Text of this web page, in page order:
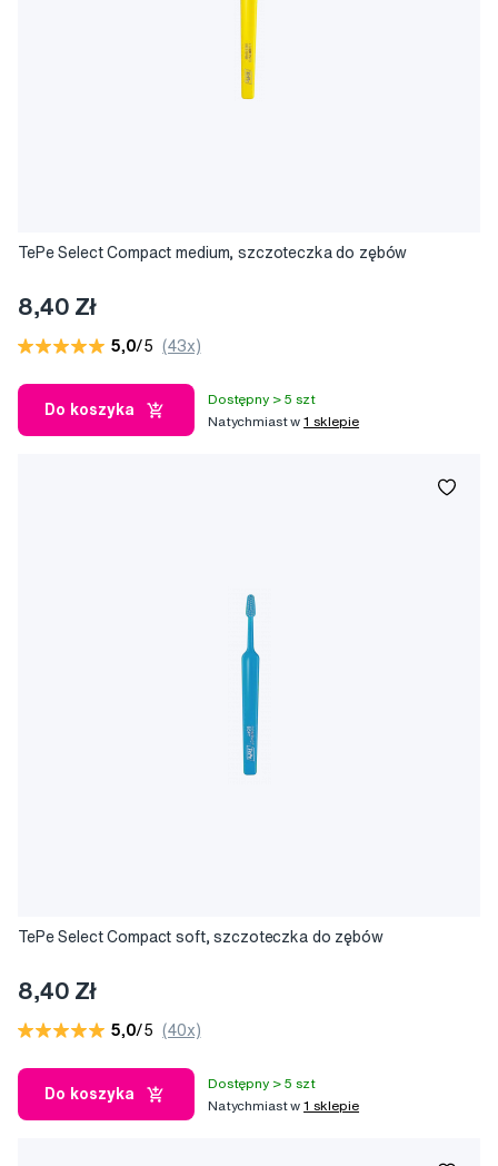
TePe Select Compact medium, szczoteczka do zębów
8,40 Zł
5,0/5 (43x)
Do koszyka
Dostępny > 5 szt
Natychmiast w1 sklepie
TePe Select Compact soft, szczoteczka do zębów
8,40 Zł
5,0/5 (40x)
Do koszyka
Dostępny > 5 szt
Natychmiast w1 sklepie